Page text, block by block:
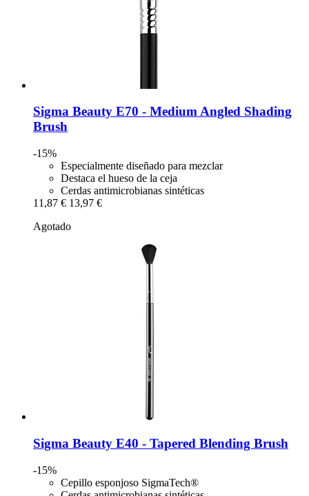
Sigma Beauty E70 -​ Medium Angled Shading
Brush
-15%
Especialmente diseñado para mezclar
Destaca el hueso de la ceja
Cerdas antimicrobianas sintéticas
11,87 € 13,97 €
Agotado
Sigma Beauty E40 -​ Tapered Blending Brush
-15%
Cepillo esponjoso SigmaTech®